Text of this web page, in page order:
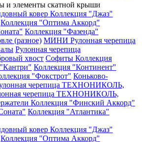
и элементы скатной крыши
ковер Коллекция "Джаз"
Коллекция "Оптима Аккорд"
Коллекция "Фазенда"
(разное) МИНИ Рулонная черепица
Рулонная черепица
хвост Софиты Коллекция
Коллекция "Континент"
"Фокстрот" Коньково-
черепица ТЕХНОНИКОЛЬ,
черепица ТЕХНОНИКОЛЬ,
Коллекция "Финский Аккорд"
Коллекция "Атлантика"
ковер Коллекция "Джаз"
Коллекция "Оптима Аккорд"